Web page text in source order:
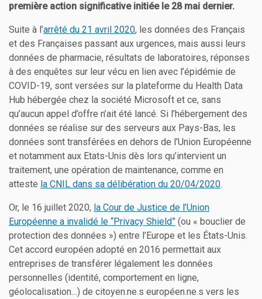
première action significative initiée le 28 mai dernier.
Suite à l’arrêté du 21 avril 2020, les données des Français
et des Françaises passant aux urgences, mais aussi leurs
données de pharmacie, résultats de laboratoires, réponses
à des enquêtes sur leur vécu en lien avec l’épidémie de
COVID-19, sont versées sur la plateforme du Health Data
Hub hébergée chez la société Microsoft et ce, sans
qu’aucun appel d’offre n’ait été lancé. Si l’hébergement des
données se réalise sur des serveurs aux Pays-Bas, les
données sont transférées en dehors de l’Union Européenne
et notamment aux Etats-Unis dès lors qu’intervient un
traitement, une opération de maintenance, comme en
atteste la CNIL dans sa délibération du 20/04/2020.
Or, le 16 juillet 2020, la Cour de Justice de l’Union
Européenne a invalidé le “Privacy Shield” (ou « bouclier de
protection des données ») entre l’Europe et les États-Unis.
Cet accord européen adopté en 2016 permettait aux
entreprises de transférer légalement les données
personnelles (identité, comportement en ligne,
géolocalisation…) de citoyen.ne.s européen.ne.s vers les